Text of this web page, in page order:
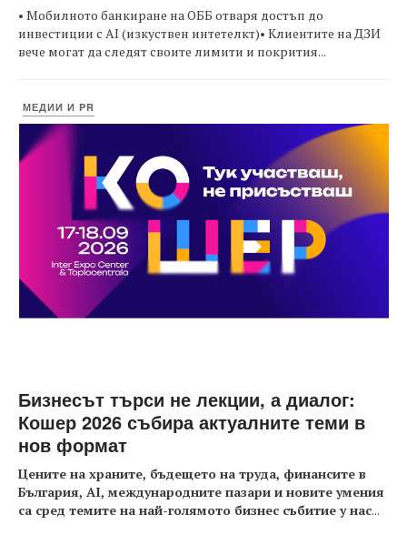
• Мобилното банкиране на ОББ отваря достъп до
инвестиции с AI (изкуствен интетелкт)• Клиентите на ДЗИ
вече могат да следят своите лимити и покрития...
МЕДИИ И PR
Бизнесът търси не лекции, а диалог:
Кошер 2026 събира актуалните теми в
нов формат
Цените на храните, бъдещето на труда, финансите в
България, AI, международните пазари и новите умения
са сред темите на най-голямото бизнес събитие у нас...